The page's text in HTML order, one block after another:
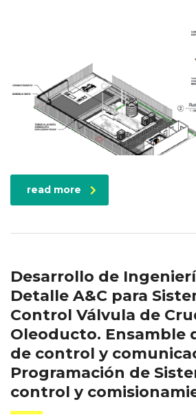
read more
Desarrollo de
Detalle A&C para
Control Válvula de
Oleoducto. Ensamble
de control y
Programación de
control y